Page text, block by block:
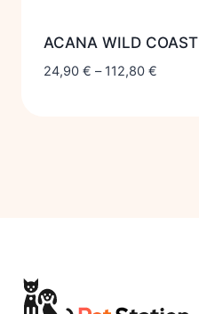
ACANA WILD COAST
24,90 € – 112,80 €